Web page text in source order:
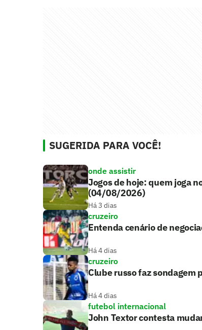
SUGERIDA PARA VOCÊ!
onde assistir
Jogos de hoje: quem joga
(04/08/2026)
Há 3 dias
cruzeiro
Entenda cenário de
Há 4 dias
cruzeiro
Clube russo faz sondagem
Há 4 dias
futebol internacional
John Textor contesta